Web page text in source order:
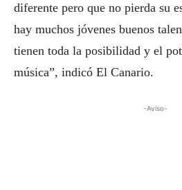
diferente pero que no pierda su
hay muchos jóvenes buenos
tienen toda la posibilidad y el
música”, indicó El Canario.
-Aviso-